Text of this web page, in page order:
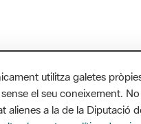
utilitza galetes
el seu coneixement.
alienes a la de la Diputació